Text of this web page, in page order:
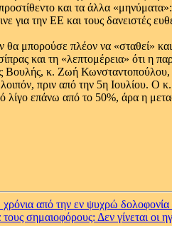
και τα άλλα
για την ΕΕ και τους δανειστές
μπορούσε πλέον να «σταθεί»
και τη «λεπτομέρεια» ότι η
Βουλής, κ. Ζωή
πριν από την 5η Ιουλίου. Ο
λίγο επάνω από το 50%, άρα η
χρόνια από την εν ψυχρώ
σημαιοφόρους: Δεν γίνεται οι